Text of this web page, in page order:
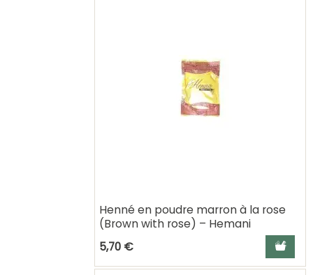
Henné en poudre marron à la rose
(Brown with rose) – Hemani
5,70 €
Ajouter